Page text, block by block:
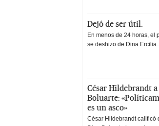
Dejó de ser útil.
En menos de 24 horas, el
se deshizo de Dina
César Hildebrandt
Boluarte:
es un asco»
César Hildebrandt calificó